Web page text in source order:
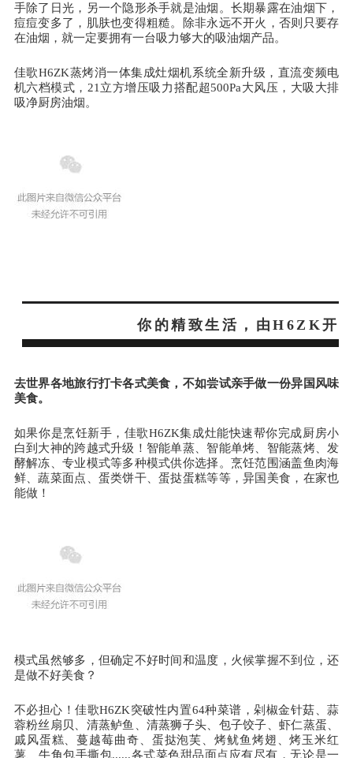
手除了日光，另一个隐形杀手就是油烟。长期暴露在油烟下，
痘痘变多了，肌肤也变得粗糙。除非永远不开火，否则只要存
在油烟，就一定要拥有一台吸力够大的吸油烟产品。
佳歌H6ZK蒸烤消一体集成灶烟机系统全新升级，直流变频电
机六档模式，21立方增压吸力搭配超500Pa大风压，大吸大排
吸净厨房油烟。
你的精致生活，由H6ZK开
去世界各地旅行打卡各式美食，不如尝试亲手做一份异国风味
美食。
如果你是烹饪新手，佳歌H6ZK集成灶能快速帮你完成厨房小
白到大神的跨越式升级！智能单蒸、智能单烤、智能蒸烤、发
酵解冻、专业模式等多种模式供你选择。烹饪范围涵盖鱼肉海
鲜、蔬菜面点、蛋类饼干、蛋挞蛋糕等等，异国美食，在家也
能做！
模式虽然够多，但确定不好时间和温度，火候掌握不到位，还
是做不好美食？
不必担心！佳歌H6ZK突破性内置64种菜谱，剁椒金针菇、蒜
蓉粉丝扇贝、清蒸鲈鱼、清蒸狮子头、包子饺子、虾仁蒸蛋、
戚风蛋糕、蔓越莓曲奇、蛋挞泡芙、烤鱿鱼烤翅、烤玉米红
薯、牛角包手撕包......各式菜色甜品面点应有尽有，无论是一